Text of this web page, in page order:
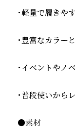
・軽量で履きや
・豊富なカラー
・イベントやノ
・普段使いから
●素材